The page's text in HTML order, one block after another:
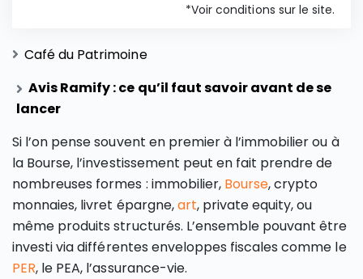
*Voir conditions sur le site.
Café du Patrimoine
Avis Ramify : ce qu’il faut savoir avant de se
lancer
Si l’on pense souvent en premier à l’immobilier ou à
la Bourse, l’investissement peut en fait prendre de
nombreuses formes : immobilier, Bourse, crypto
monnaies, livret épargne,art, private equity, ou
même produits structurés. L’ensemble pouvant être
investi via différentes enveloppes fiscales comme le
PER, le PEA, l’assurance-vie.